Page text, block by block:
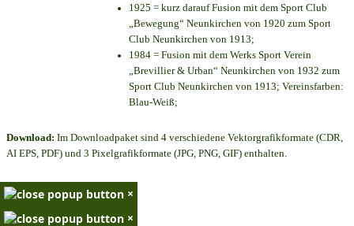
1925 = kurz darauf Fusion mit dem Sport Club
„Bewegung“ Neunkirchen von 1920 zum Sport
Club Neunkirchen von 1913;
1984 = Fusion mit dem Werks Sport Verein
„Brevillier & Urban“ Neunkirchen von 1932 zum
Sport Club Neunkirchen von 1913; Vereinsfarben:
Blau-Weiß;
Download: Im Downloadpaket sind 4 verschiedene Vektorgrafikformate (CDR,
AI EPS, PDF) und 3 Pixelgrafikformate (JPG, PNG, GIF) enthalten.
×
×